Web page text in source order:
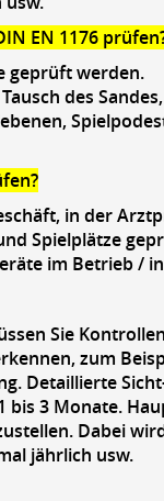
EN 1176
geprüft werden.
des
in der
Spielplätze
im Betrieb /
Sie
zum
Detaillierte
3 Monate.
Dabei
jährlich usw.